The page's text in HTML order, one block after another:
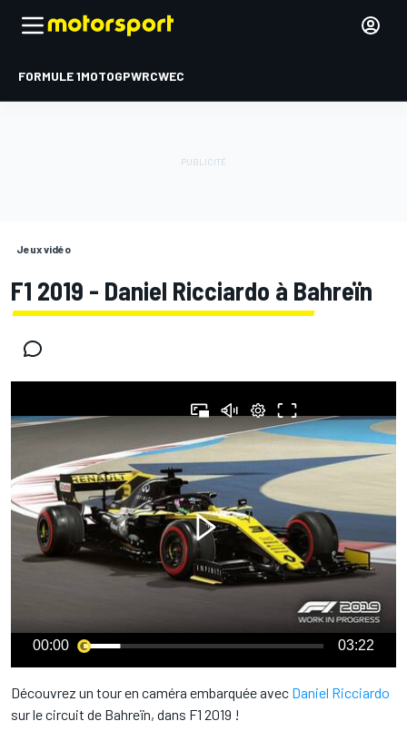
FORMULE 1MOTOGPWRCWEC
Jeux vidéo
F1 2019 - Daniel Ricciardo à Bahreïn
00:00 03:22
Découvrez un tour en caméra embarquée avec Daniel Ricciardo
sur le circuit de Bahreïn, dans F1 2019 !